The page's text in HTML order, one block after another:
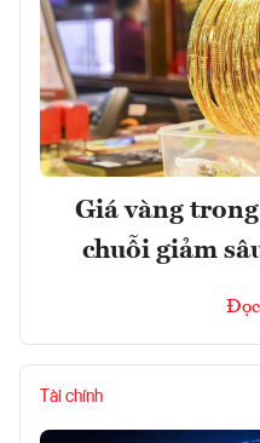
Giá vàng
chuỗi giảm
Tài chính